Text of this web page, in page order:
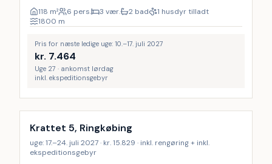
118 m² 6 pers. 3 vær. 2 bad
1 husdyr tilladt
1800 m
Pris for næste ledige uge: 10.–17. juli 2027
kr. 7.464
Uge 27 · ankomst lørdag
inkl. ekspeditionsgebyr
Inkl. rengøring
Krattet 5, Ringkøbing
uge: 17.–24. juli 2027 · kr. 15.829 · inkl. rengøring + inkl.
ekspeditionsgebyr